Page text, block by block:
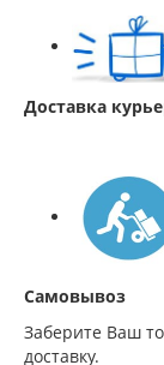
Доставка
Самовывоз
Заберите Ваш
доставку.